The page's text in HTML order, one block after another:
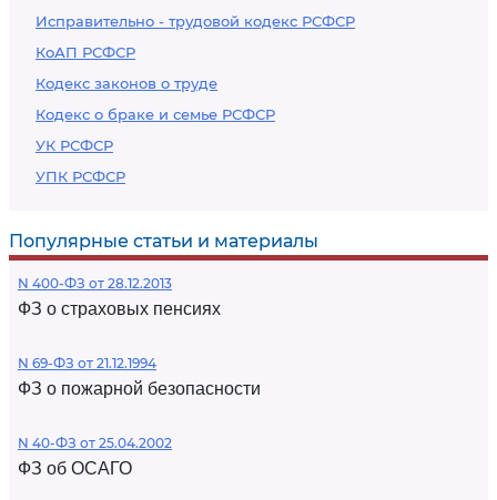
Исправительно - трудовой кодекс РСФСР
КоАП РСФСР
Кодекс законов о труде
Кодекс о браке и семье РСФСР
УК РСФСР
УПК РСФСР
Популярные статьи и материалы
N 400-ФЗ от 28.12.2013
ФЗ о страховых пенсиях
N 69-ФЗ от 21.12.1994
ФЗ о пожарной безопасности
N 40-ФЗ от 25.04.2002
ФЗ об ОСАГО